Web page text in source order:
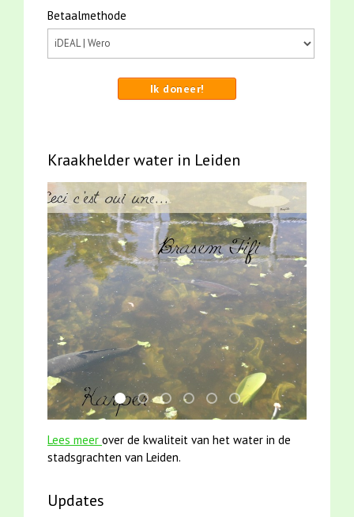
Betaalmethode
Ik doneer!
Kraakhelder water in Leiden
smoelenboek fifi en karper nieuwsbrief-
jun2021 zaklv 5 snoekje MOOI
jun2021 28 brasem en rietvoorns
mei2021 watervogelmethode
karper met kattenklimtouw
mei2021 1 snoekje
Lees meer over de kwaliteit van het water in de
stadsgrachten van Leiden.
Updates